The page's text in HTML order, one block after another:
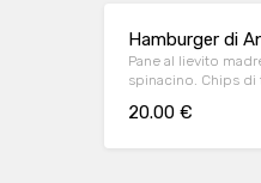
Hamburger di
Pane al lievito
spinacino. Chips di
20.00 €